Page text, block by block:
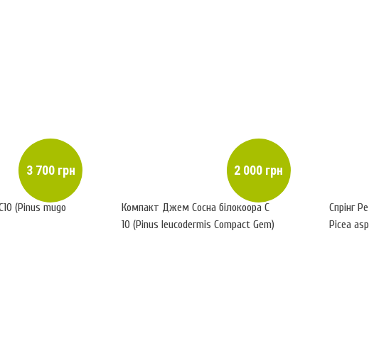
3 700 грн
(Pinus mugo
2 000 грн
Компакт Джем Сосна білокоора С
10 (Pinus leucodermis Compact Gem)
Спрінг
Picea